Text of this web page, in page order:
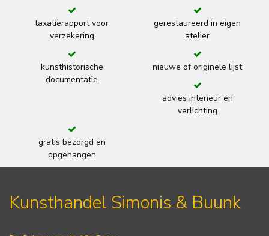
taxatierapport voor
verzekering
gerestaureerd in eigen
atelier
kunsthistorische
documentatie
nieuwe of originele lijst
advies interieur en
verlichting
gratis bezorgd en
opgehangen
Kunsthandel Simonis & Buunk